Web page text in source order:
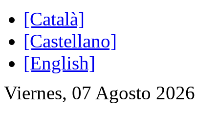
[Català]
[Castellano]
[English]
Viernes, 07 Agosto 2026